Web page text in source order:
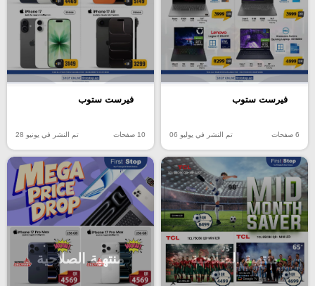
فيرست ستوب
6 صفحات تم النشر في يوليو 06
فيرست ستوب
10 صفحات تم النشر في يونيو 28
منتهية الصلاحية منتهية الصلاحية